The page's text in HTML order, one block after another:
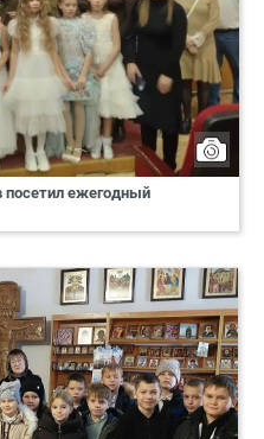
посетил ежегодный